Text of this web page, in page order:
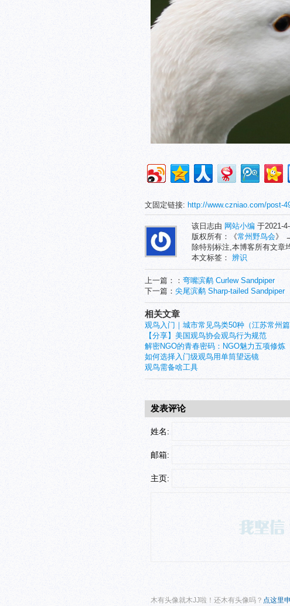
文固定链接: http://www.czniao.com/post-
该日志由 网站小编 于2021-
版权所有：《常州野鸟会》
除特别标注,本博客所有文章
本文标签： 辨识
上一篇：： 弯嘴滨鹬 Curlew Sandpiper
下一篇： 尖尾滨鹬 Sharp-tailed Sandpiper
相关文章
观鸟入门｜城市常见鸟类50种（江苏常州
【分享】美国观鸟协会观鸟行为规范
解密NGO的青春密码：NGO魅力五项修炼
如何选择入门级观鸟用单筒望远镜
观鸟需备啥工具
发表评论
姓名:
邮箱:
主页:
木有头像就木JJ啦！还木有头像吗？ 点这里